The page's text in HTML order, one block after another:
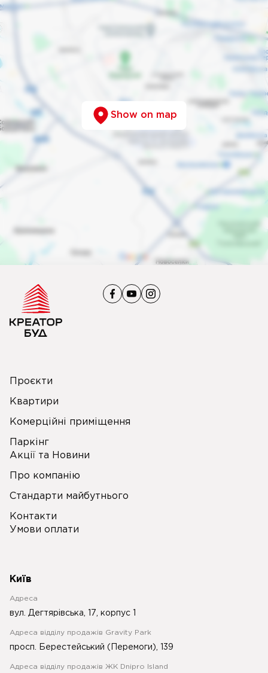
Show on map
Проєкти
Квартири
Комерційні приміщення
Паркінг
Акції та Новини
Про компанію
Стандарти майбутнього
Контакти
Умови оплати
Київ
Адреса
вул. Дегтярівська, 17, корпус 1
Адреса відділу продажів Gravity Park
просп. Берестейський (Перемоги), 139
Адреса відділу продажів ЖК Dnipro Island